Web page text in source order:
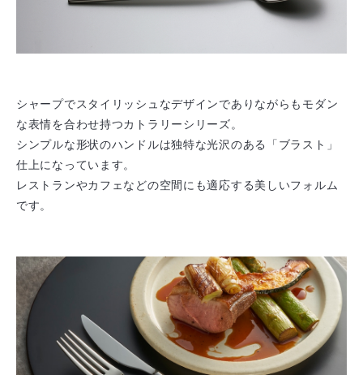
シャープでスタイリッシュなデザインでありながらもモダン
な表情を合わせ持つカトラリーシリーズ。
シンプルな形状のハンドルは独特な光沢のある「ブラスト」
仕上になっています。
レストランやカフェなどの空間にも適応する美しいフォルム
です。